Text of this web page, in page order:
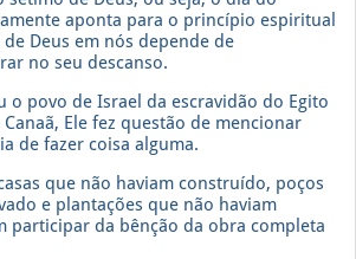
aponta para o princípio espiritual
Deus em nós depende de
no seu descanso.
o povo de Israel da escravidão do Egito
Ele fez questão de mencionar
de fazer coisa alguma.
que não haviam construído, poços
e plantações que não haviam
participar da bênção da obra completa